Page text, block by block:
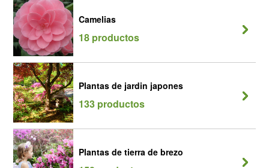
Camelias
18 productos
Plantas de jardin japones
133 productos
Plantas de tierra de brezo